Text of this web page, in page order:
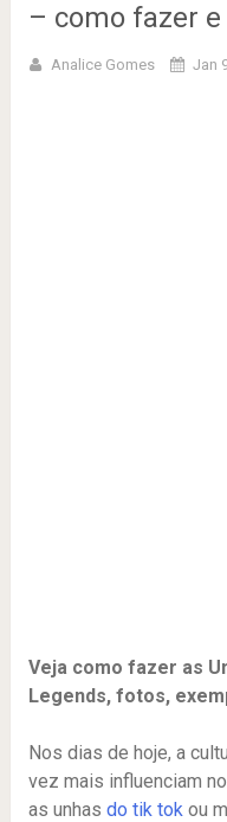
– como fazer
Analice Gomes Jan
Veja como fazer as
Legends, fotos,
Nos dias de hoje, a
vez mais influenciam
as unhas do tik tokou